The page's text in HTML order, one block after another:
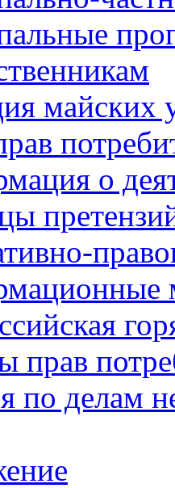
майских
о
прав
по делам